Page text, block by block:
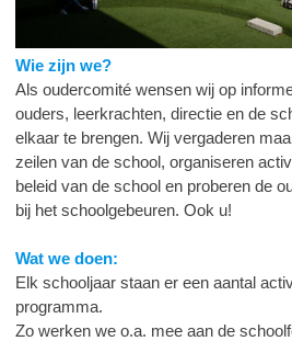
Wie zijn we?
Als oudercomité wensen wij op
ouders, leerkrachten, directie en de
elkaar te brengen. Wij vergaderen
zeilen van de school, organiseren
beleid van de school en proberen de
bij het schoolgebeuren. Ook u!
Wat we doen:
Elk schooljaar staan er een aantal
programma.
Zo werken we o.a. mee aan de